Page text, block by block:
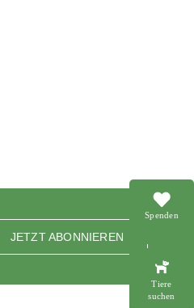
Spenden
Tiere
suchen
JETZT ABONNIEREN